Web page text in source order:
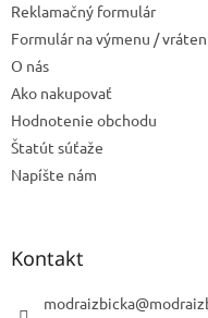
Reklamačný formulár
Formulár na výmenu /
O nás
Ako nakupovať
Hodnotenie obchodu
Štatút súťaže
Napíšte nám
Kontakt
modraizbicka@